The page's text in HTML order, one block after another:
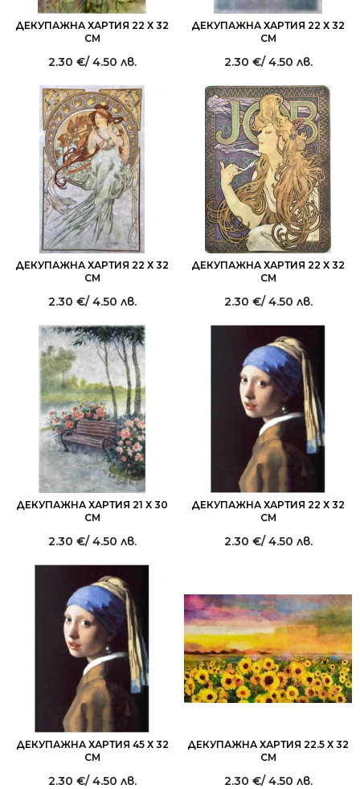
ДЕКУПАЖНА ХАРТИЯ 22 Х 32
СМ
2.30 €/ 4.50 лв.
ДЕКУПАЖНА ХАРТИЯ 22 Х 32
СМ
2.30 €/ 4.50 лв.
ДЕКУПАЖНА ХАРТИЯ 22 Х 32
СМ
2.30 €/ 4.50 лв.
ДЕКУПАЖНА ХАРТИЯ 22 Х 32
СМ
2.30 €/ 4.50 лв.
ДЕКУПАЖНА ХАРТИЯ 21 Х 30
СМ
2.30 €/ 4.50 лв.
ДЕКУПАЖНА ХАРТИЯ 22 Х 32
СМ
2.30 €/ 4.50 лв.
ДЕКУПАЖНА ХАРТИЯ 45 Х 32
СМ
2.30 €/ 4.50 лв.
ДЕКУПАЖНА ХАРТИЯ 22.5 Х 32
СМ
2.30 €/ 4.50 лв.